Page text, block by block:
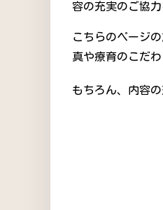
容の充実のご協
こちらのページ
真や療育のこだ
もちろん、内容の